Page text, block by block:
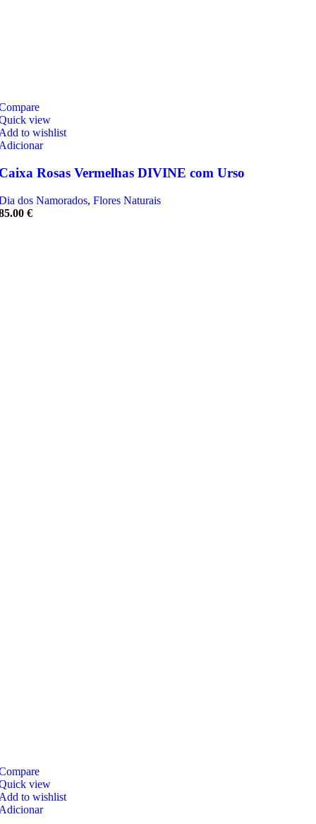
view
to wishlist
Rosas Vermelhas DIVINE com Urso
dos Namorados, Flores Naturais
€
view
to wishlist